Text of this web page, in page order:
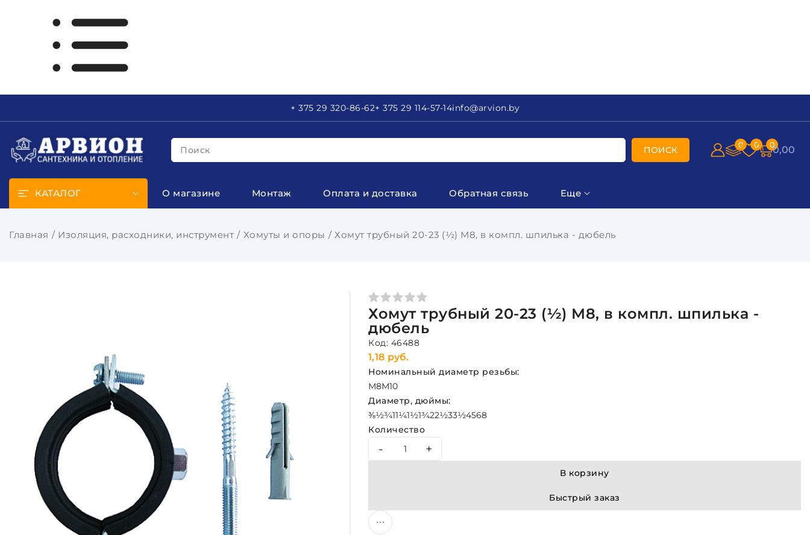
+ 375 29 320-86-62+ 375 29 114-57-14info@arvion.by
Поиск ПОИСК 0 0 00,00
КАТАЛОГ О магазине Монтаж Оплата и доставка Обратная связь Еще
Главная Изоляция, расходники, инструмент Хомуты и опоры Хомут трубный 20-23 (½) М8, в компл. шпилька - дюбель
Хомут трубный 20-23 (½) М8, в компл. шпилька -
дюбель
Код: 46488
1,18 руб.
Номинальный диаметр резьбы:
М8М10
Диаметр, дюймы:
⅜½¾11¼1½1¾22½33½4568
Количество
- +
В корзину
Быстрый заказ